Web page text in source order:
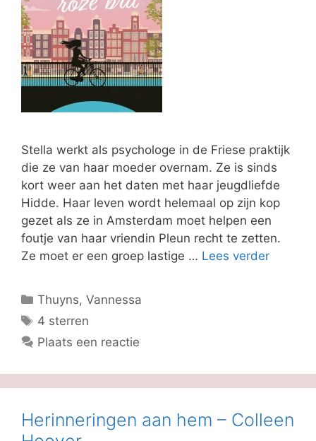
Stella werkt als psychologe in de Friese praktijk
die ze van haar moeder overnam. Ze is sinds
kort weer aan het daten met haar jeugdliefde
Hidde. Haar leven wordt helemaal op zijn kop
gezet als ze in Amsterdam moet helpen een
foutje van haar vriendin Pleun recht te zetten.
Ze moet er een groep lastige … Lees verder
Categorieën
Thuyns, Vannessa
Tags
4 sterren
Plaats een reactie
Herinneringen aan hem – Colleen